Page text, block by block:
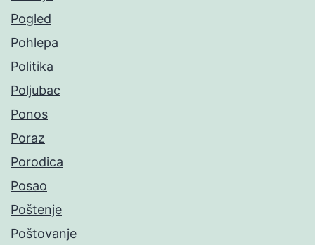
Pogled
Pohlepa
Politika
Poljubac
Ponos
Poraz
Porodica
Posao
Poštenje
Poštovanje